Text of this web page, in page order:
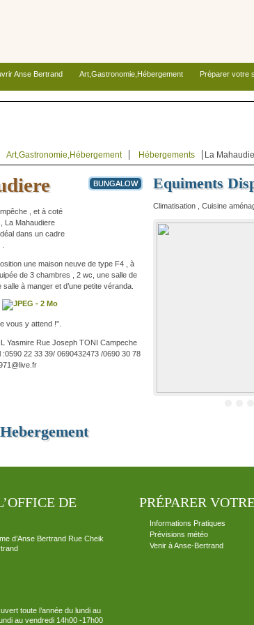
Anse Bertrand Art,Gastronomie,Hébergement Préparer votre
Art,Gastronomie,Hébergement Hébergements La
BUNGALOW
, et à coté
La Mahaudiere
dans un cadre
une maison neuve de type F4 , à
de 3 chambres , 2 wc, une salle de
à manger et d’une petite véranda.
vous y attend !".
Yasmire Rue Joseph TONI Campeche
22 33 39/ 0690432473 /0690 30 78
@live.fr
Equiments
Climatisation , Cuisine
DE
d’Anse Bertrand Rue Cheik
toute l’année du lundi au
au vendredi 14h00 -17h00
PRÉPARER
Informations Pratiques
Prévisions météo
Venir à Anse-Bertrand